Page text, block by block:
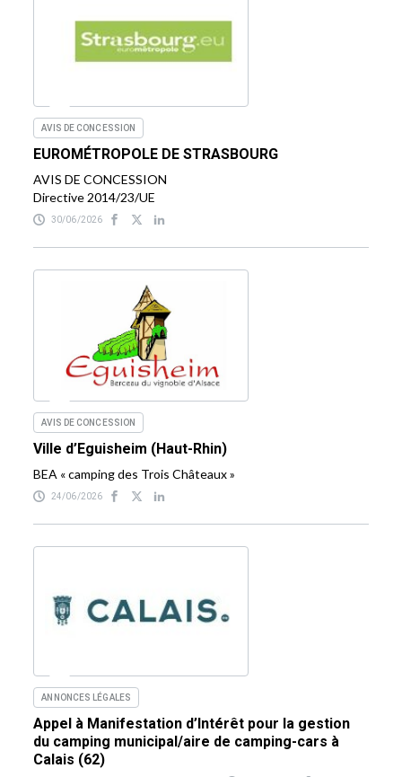
AVIS DE CONCESSION
EUROMÉTROPOLE DE STRASBOURG
AVIS DE CONCESSION
Directive 2014/23/UE
30/06/2026
AVIS DE CONCESSION
Ville d’Eguisheim (Haut-Rhin)
BEA « camping des Trois Châteaux »
24/06/2026
ANNONCES LÉGALES
Appel à Manifestation d’Intérêt pour la gestion
du camping municipal/aire de camping-cars à
Calais (62)